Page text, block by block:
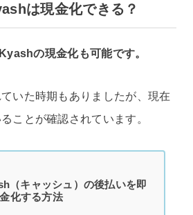
は現金化できる？
の現金化も可能です。
いた時期もありましたが、現在
ことが確認されています。
（キャッシュ）の後払いを即
化する方法